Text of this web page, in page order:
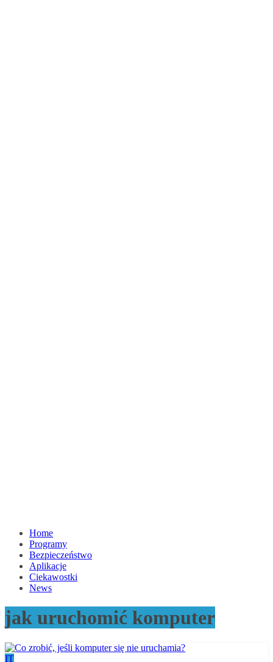
Home
Programy
Bezpieczeństwo
Aplikacje
Ciekawostki
News
jak uruchomić komputer
IT